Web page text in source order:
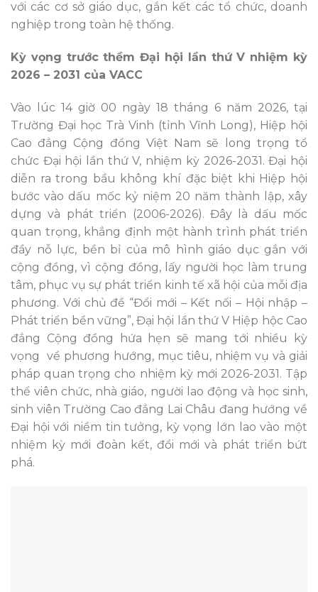
với các cơ sở giáo dục, gắn kết các tổ chức, doanh
nghiệp trong toàn hệ thống.
Kỳ vọng trước thềm Đại hội lần thứ V nhiệm kỳ
2026 – 2031 của VACC
Vào lúc 14 giờ 00 ngày 18 tháng 6 năm 2026, tại
Trường Đại học Trà Vinh (tỉnh Vĩnh Long), Hiệp hội
Cao đẳng Cộng đồng Việt Nam sẽ long trọng tổ
chức Đại hội lần thứ V, nhiệm kỳ 2026-2031. Đại hội
diễn ra trong bầu không khí đặc biệt khi Hiệp hội
bước vào dấu mốc kỷ niệm 20 năm thành lập, xây
dựng và phát triển (2006-2026). Đây là dấu mốc
quan trọng, khẳng định một hành trình phát triển
đầy nỗ lực, bền bỉ của mô hình giáo dục gắn với
cộng đồng, vì cộng đồng, lấy người học làm trung
tâm, phục vụ sự phát triển kinh tế xã hội của mỗi địa
phương. Với chủ đề “Đổi mới – Kết nối – Hội nhập –
Phát triển bền vững”, Đại hội lần thứ V Hiệp hộc Cao
đẳng Cộng đồng hứa hẹn sẽ mang tới nhiều kỳ
vọng về phương hướng, mục tiêu, nhiệm vụ và giải
pháp quan trọng cho nhiệm kỳ mới 2026-2031. Tập
thể viên chức, nhà giáo, người lao động và học sinh,
sinh viên Trường Cao đẳng Lai Châu đang hướng về
Đại hội với niềm tin tưởng, kỳ vọng lớn lao vào một
nhiệm kỳ mới đoàn kết, đổi mới và phát triển bứt
phá.